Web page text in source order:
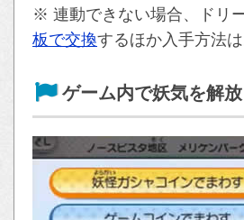
※ 連動できない場合、ドリ
板で交換するほか入手方法は
ゲーム内で妖気を解